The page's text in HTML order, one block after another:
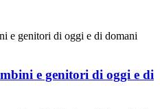
e genitori di oggi e di